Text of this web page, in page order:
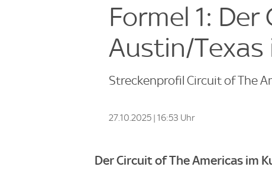
Formel 1:
Austin/
Streckenprofil Circuit of The
27.10.2025 | 16:53 Uhr
Der Circuit of The Americas im